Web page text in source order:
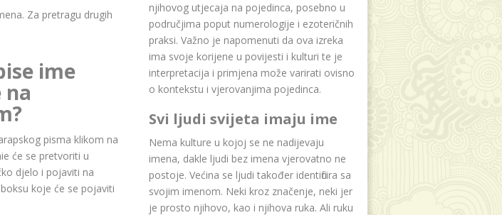
Za pretragu drugih
ime
pisma klikom na
će se pretvoriti u
djelo i pojaviti na
koje će se pojaviti
njihovog utjecaja na pojedinca, posebno u
područjima poput numerologije i ezoteričnih
praksi. Važno je napomenuti da ova izreka
ima svoje korijene u povijesti i kulturi te je
interpretacija i primjena može varirati ovisno
o kontekstu i vjerovanjima pojedinca.
Svi ljudi svijeta imaju ime
Nema kulture u kojoj se ne nadijevaju
imena, dakle ljudi bez imena vjerovatno ne
postoje. Većina se ljudi također identificira sa
svojim imenom. Neki kroz značenje, neki jer
je prosto njihovo, kao i njihova ruka. Ali ruku